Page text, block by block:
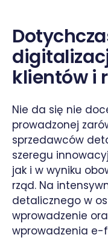
klientów i
Nie da się nie
prowadzonej
sprzedawców
szeregu
jak i w wyniku
rząd. Na
detalicznego w
wprowadzenie
wprowadzenia e-